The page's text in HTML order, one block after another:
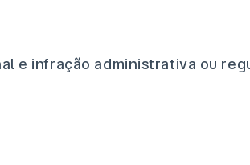
e infração administrativa ou